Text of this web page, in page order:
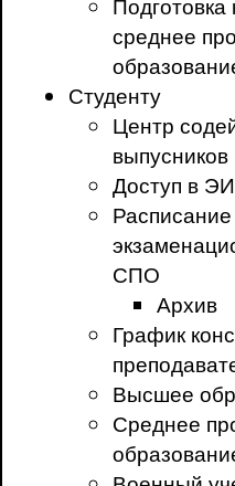
среднее
Студенту
Центр
выпусников
Доступ в
СПО
Архив
График
Высшее
Среднее